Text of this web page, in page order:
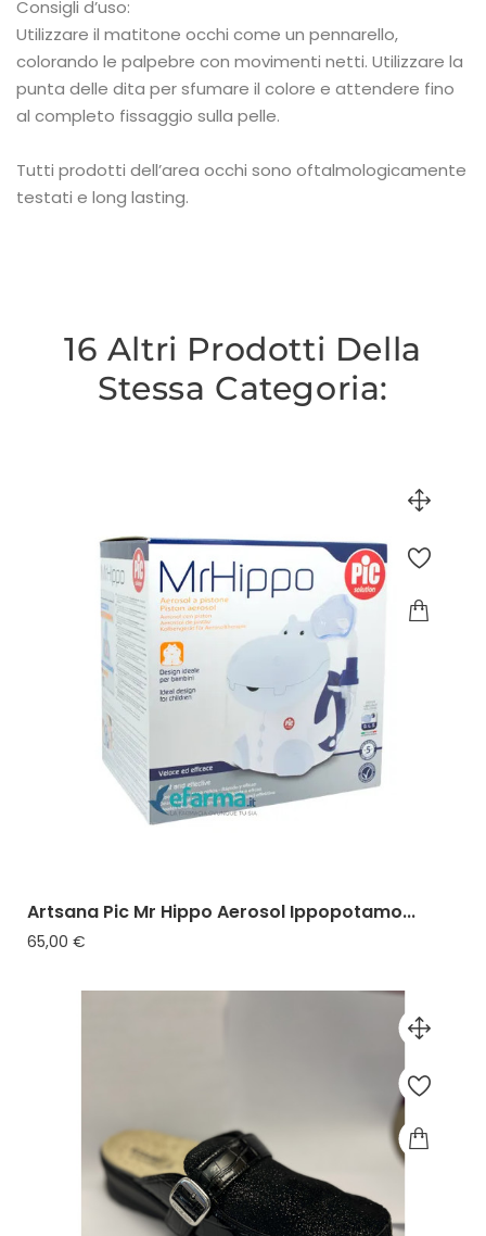
Consigli d’uso:
Utilizzare il matitone occhi come un pennarello,
colorando le palpebre con movimenti netti. Utilizzare la
punta delle dita per sfumare il colore e attendere fino
al completo fissaggio sulla pelle.
Tutti prodotti dell’area occhi sono oftalmologicamente
testati e long lasting.
16 Altri Prodotti Della
Stessa Categoria:
Artsana Pic Mr Hippo Aerosol Ippopotamo...
65,00 €